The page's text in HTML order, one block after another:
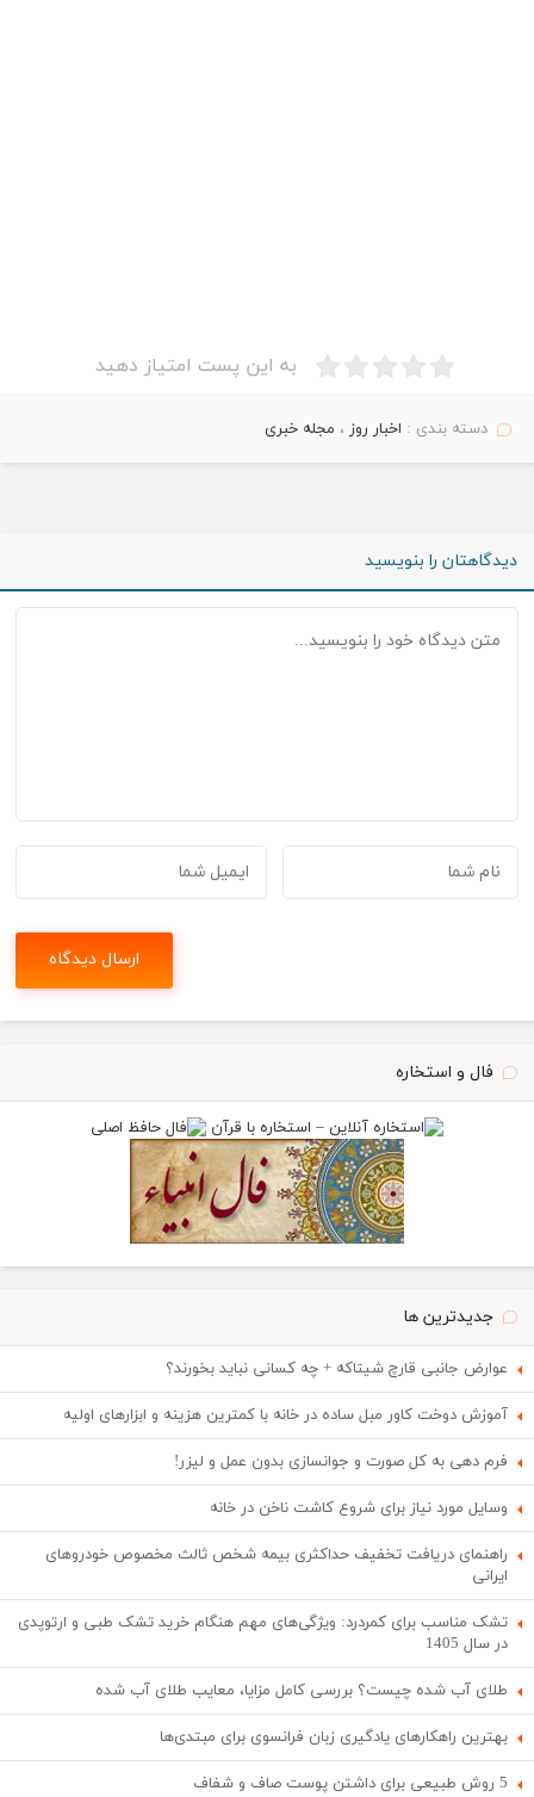
به این پست امتیاز دهید
دسته بندی : اخبار روز ، مجله خبری
دیدگاهتان را بنویسید
فال و استخاره
جدیدترین ها
عوارض جانبی قارچ شیتاکه + چه کسانی نباید بخورند؟
آموزش دوخت کاور مبل ساده در خانه با کمترین هزینه و ابزارهای اولیه
فرم دهی به کل صورت و جوانسازی بدون عمل و لیزر!
وسایل مورد نیاز برای شروع کاشت ناخن در خانه
راهنمای دریافت تخفیف حداکثری بیمه شخص ثالث مخصوص خودروهای
ایرانی
تشک مناسب برای کمردرد: ویژگی‌های مهم هنگام خرید تشک طبی و ارتوپدی
در سال 1405
طلای آب شده چیست؟ بررسی کامل مزایا، معایب طلای آب شده
بهترین راهکارهای یادگیری زبان فرانسوی برای مبتدی‌ها
5 روش طبیعی برای داشتن پوست صاف و شفاف